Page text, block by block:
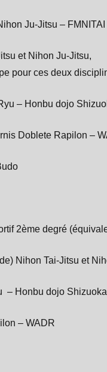
Ju-Jitsu – FMNITAI
et Nihon Ju-Jitsu,
pour ces deux
– Honbu dojo
Doblete Rapilon –
2ème degré
Nihon Tai-Jitsu et
– Honbu dojo
– WADR